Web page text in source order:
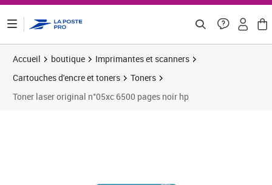
Accueil boutique
Imprimantes et scanners
Cartouches d'encre et toners
Toners
Toner laser original n°05xc 6500 pages noir hp